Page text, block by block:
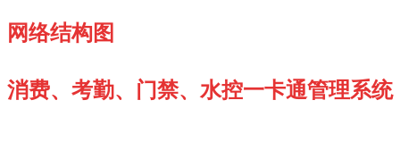
网络结构图
消费、考勤、门禁、水控一卡通管理系统